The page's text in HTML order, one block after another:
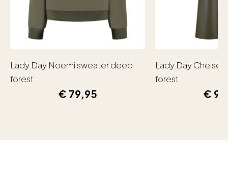
Lady Day Noemi sweater deep
forest
€ 79,95
Lady Day
forest
€